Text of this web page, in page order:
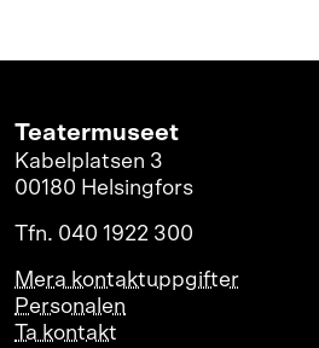
Teatermuseet
Kabelplatsen 3
00180 Helsingfors
Tfn. 040 1922 300
Mera kontaktuppgifter
Personalen
Ta kontakt